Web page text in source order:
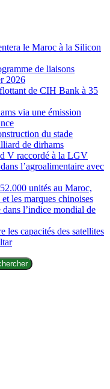
le Maroc à la Silicon
de liaisons
2026
de CIH Bank à 35
via une émission
du stade
de dirhams
V raccordé à la LGV
l’agroalimentaire avec
unités au Maroc,
les marques chinoises
dans l’indice mondial de
les capacités des satellites